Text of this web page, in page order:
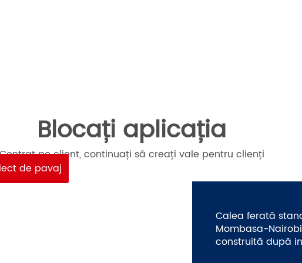
Blocați aplicația
pe client, continuați să creați vale pentru clienți
de pavaj
Calea ferată
Mombasa-
construită după